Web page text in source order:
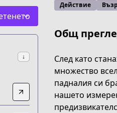
↓
title/ade0306c-f4b6-4890-
Действие
Общ
След като
множество
падналия си
нашето